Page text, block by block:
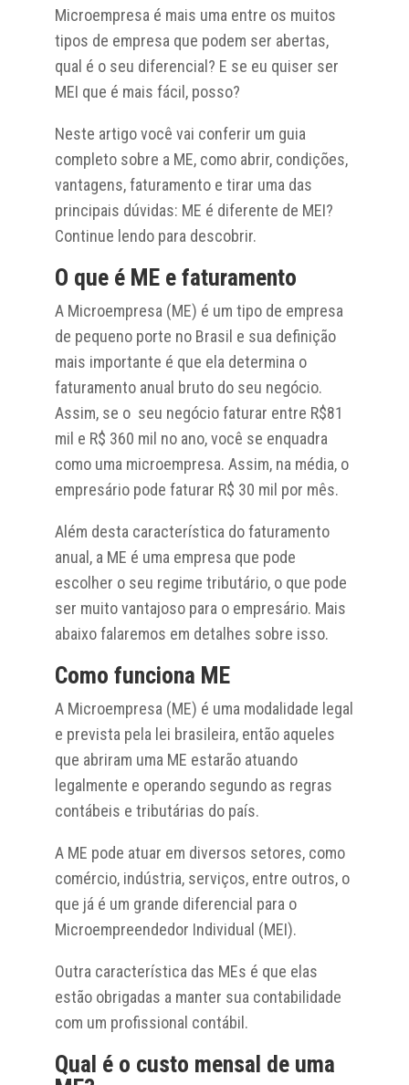
Microempresa é mais uma entre os muitos
tipos de empresa que podem ser abertas,
qual é o seu diferencial? E se eu quiser ser
MEI que é mais fácil, posso?
Neste artigo você vai conferir um guia
completo sobre a ME, como abrir, condições,
vantagens, faturamento e tirar uma das
principais dúvidas: ME é diferente de MEI?
Continue lendo para descobrir.
O que é ME e faturamento
A Microempresa (ME) é um tipo de empresa
de pequeno porte no Brasil e sua definição
mais importante é que ela determina o
faturamento anual bruto do seu negócio.
Assim, se o seu negócio faturar entre R$81
mil e R$ 360 mil no ano, você se enquadra
como uma microempresa. Assim, na média, o
empresário pode faturar R$ 30 mil por mês.
Além desta característica do faturamento
anual, a ME é uma empresa que pode
escolher o seu regime tributário, o que pode
ser muito vantajoso para o empresário. Mais
abaixo falaremos em detalhes sobre isso.
Como funciona ME
A Microempresa (ME) é uma modalidade legal
e prevista pela lei brasileira, então aqueles
que abriram uma ME estarão atuando
legalmente e operando segundo as regras
contábeis e tributárias do país.
A ME pode atuar em diversos setores, como
comércio, indústria, serviços, entre outros, o
que já é um grande diferencial para o
Microempreendedor Individual (MEI).
Outra característica das MEs é que elas
estão obrigadas a manter sua contabilidade
com um profissional contábil.
Qual é o custo mensal de uma